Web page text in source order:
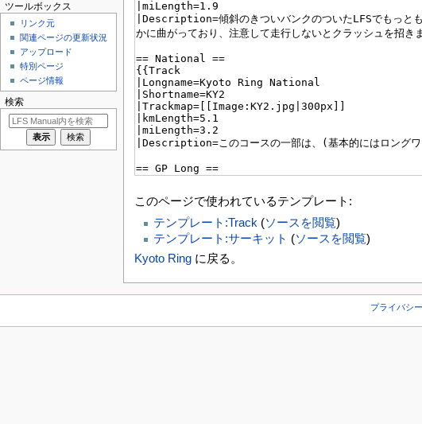
このページで使われているテンプレート:
テンプレート:Track (ソースを閲覧)
テンプレート:サーキット (ソースを閲覧)
Kyoto Ringに戻る。
ツールボックス
リンク元
関連ページの更新状況
アップロード
特別ページ
ページ情報
検索
プライバシ